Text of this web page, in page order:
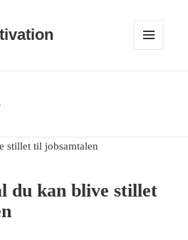
du kan blive stillet